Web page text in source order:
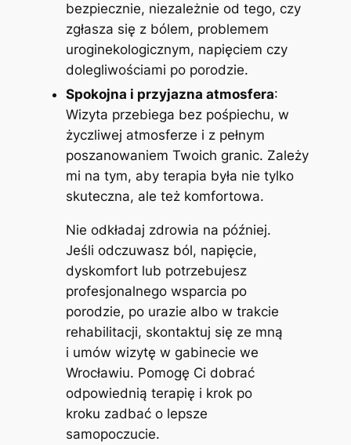
bezpiecznie, niezależnie od tego, czy
zgłasza się z bólem, problemem
uroginekologicznym, napięciem czy
dolegliwościami po porodzie.
Spokojna i przyjazna atmosfera:
Wizyta przebiega bez pośpiechu, w
życzliwej atmosferze i z pełnym
poszanowaniem Twoich granic. Zależy
mi na tym, aby terapia była nie tylko
skuteczna, ale też komfortowa.
Nie odkładaj zdrowia na później.
Jeśli odczuwasz ból, napięcie,
dyskomfort lub potrzebujesz
profesjonalnego wsparcia po
porodzie, po urazie albo w trakcie
rehabilitacji, skontaktuj się ze mną
i umów wizytę w gabinecie we
Wrocławiu. Pomogę Ci dobrać
odpowiednią terapię i krok po
kroku zadbać o lepsze
samopoczucie.